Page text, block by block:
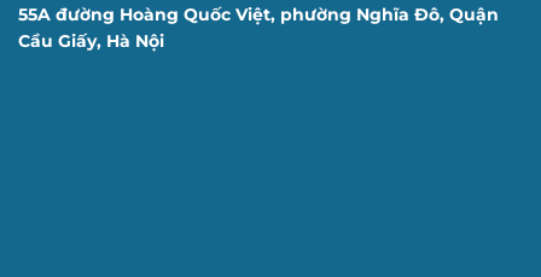
55A đường Hoàng Quốc Việt, phường Nghĩa Đô, Quận
Cầu Giấy, Hà Nội